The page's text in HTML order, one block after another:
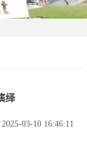
绎
03-10 16:46:11